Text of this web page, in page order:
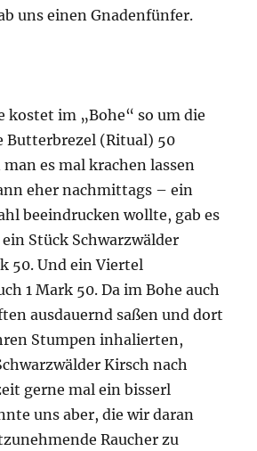
uns einen Gnadenfünfer.
kostet im „Bohe“ so um die
Butterbrezel (Ritual) 50
es mal krachen lassen
eher nachmittags – ein
beeindrucken wollte, gab es
Stück Schwarzwälder
50. Und ein Viertel
1 Mark 50. Da im Bohe auch
ausdauernd saßen und dort
Stumpen inhalierten,
Kirsch nach
gerne mal ein bisserl
uns aber, die wir daran
Raucher zu